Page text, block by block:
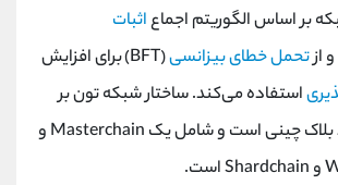
بر اساس الگوریتم اجماعاثبات
ازتحمل خطای بیزانسی(BFT)برای افزایش
استفاده می‌کند. ساختار شبکه تون بر
بلاک چینی است و شامل یک Masterchain و
وShardchainاست.